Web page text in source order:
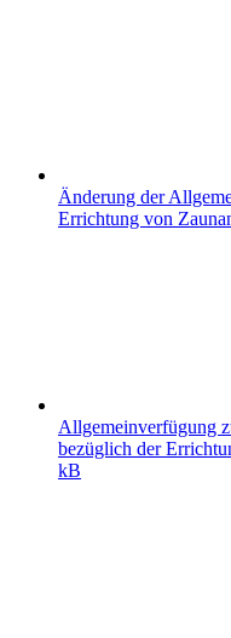
Änderung der
Errichtung von
Allgemeinverfügung
bezüglich der
kB